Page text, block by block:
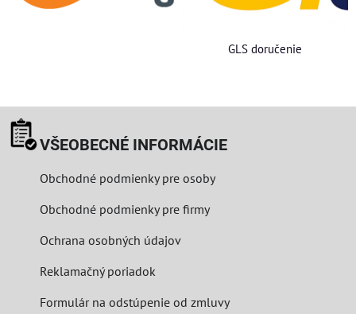
GLS doručenie
VŠEOBECNÉ INFORMÁCIE
Obchodné podmienky pre osoby
Obchodné podmienky pre firmy
Ochrana osobných údajov
Reklamačný poriadok
Formulár na odstúpenie od zmluvy